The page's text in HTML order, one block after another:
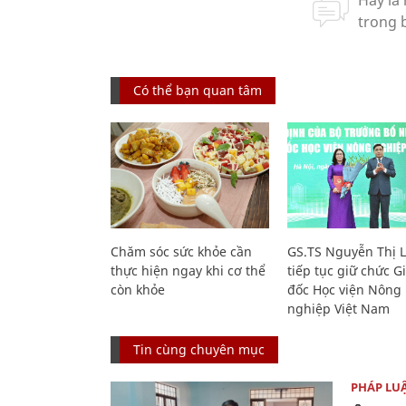
Có thể bạn quan tâm
Chăm sóc sức khỏe cần
thực hiện ngay khi cơ thể
còn khỏe
GS.TS Nguyễn Thị
tiếp tục giữ chức
đốc Học viện Nông
nghiệp Việt Nam
Tin cùng chuyên mục
PHÁP